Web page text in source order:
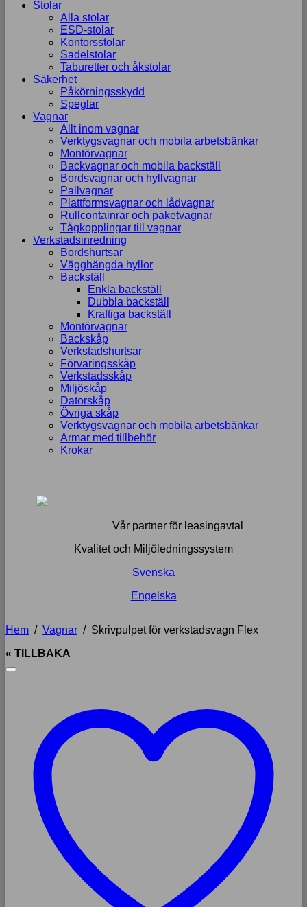
Stolar
Alla stolar
ESD-stolar
Kontorsstolar
Sadelstolar
Taburetter och åkstolar
Säkerhet
Påkörningsskydd
Speglar
Vagnar
Allt inom vagnar
Verktygsvagnar och mobila arbetsbänkar
Montörvagnar
Backvagnar och mobila backställ
Bordsvagnar och hyllvagnar
Pallvagnar
Plattformsvagnar och lådvagnar
Rullcontainrar och paketvagnar
Tågkopplingar till vagnar
Verkstadsinredning
Bordshurtsar
Vägghängda hyllor
Backställ
Enkla backställ
Dubbla backställ
Kraftiga backställ
Montörvagnar
Backskåp
Verkstadshurtsar
Förvaringsskåp
Verkstadsskåp
Miljöskåp
Datorskåp
Övriga skåp
Verktygsvagnar och mobila arbetsbänkar
Armar med tillbehör
Krokar
Vår partner för leasingavtal
Kvalitet och Miljöledningssystem
Svenska
Engelska
Hem / Vagnar / Skrivpulpet för verkstadsvagn Flex
« TILLBAKA